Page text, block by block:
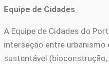
Equipe de Cidades
A Equipe de Cidades do
interseção entre
sustentável (bioconstrução,